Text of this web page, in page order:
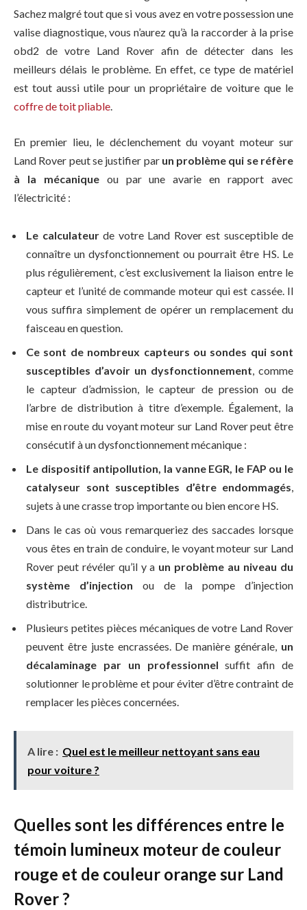
Sachez malgré tout que si vous avez en votre possession une
valise diagnostique, vous n’aurez qu’à la raccorder à la prise
obd2 de votre Land Rover afin de détecter dans les
meilleurs délais le problème. En effet, ce type de matériel
est tout aussi utile pour un propriétaire de voiture que le
coffre de toit pliable.
En premier lieu, le déclenchement du voyant moteur sur
Land Rover peut se justifier par un problème qui se réfère
à la mécaniqueou par une avarie en rapport avec
l’électricité :
Le calculateurde votre Land Rover est susceptible de
connaître un dysfonctionnement ou pourrait être HS. Le
plus régulièrement, c’est exclusivement la liaison entre le
capteur et l’unité de commande moteur qui est cassée. Il
vous suffira simplement de opérer un remplacement du
faisceau en question.
Ce sont de nombreux capteurs ou sondes qui sont
susceptibles d’avoir un dysfonctionnement, comme
le capteur d’admission, le capteur de pression ou de
l’arbre de distribution à titre d’exemple. Également, la
mise en route du voyant moteur sur Land Rover peut être
consécutif à un dysfonctionnement mécanique :
Le dispositif antipollution, la vanne EGR, le FAP ou le
catalyseur sont susceptibles d’être endommagés,
sujets à une crasse trop importante ou bien encore HS.
Dans le cas où vous remarqueriez des saccades lorsque
vous êtes en train de conduire, le voyant moteur sur Land
Rover peut révéler qu’il y a un problème au niveau du
système d’injection ou de la pompe d’injection
distributrice.
Plusieurs petites pièces mécaniques de votre Land Rover
peuvent être juste encrassées. De manière générale, un
décalaminage par un professionnel suffit afin de
solutionner le problème et pour éviter d’être contraint de
remplacer les pièces concernées.
A lire : Quel est le meilleur nettoyant sans eau
pour voiture ?
Quelles sont les différences entre le
témoin lumineux moteur de couleur
rouge et de couleur orange sur Land
Rover ?